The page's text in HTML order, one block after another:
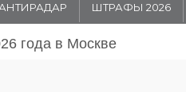
ШТРАФЫ 2026
20026 года в Москве